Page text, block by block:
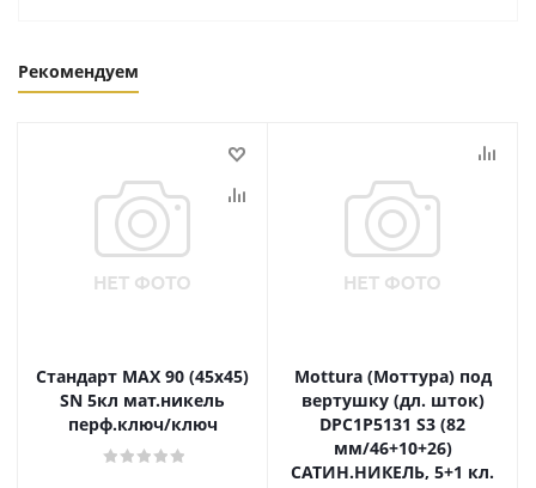
Рекомендуем
Стандарт MAX 90 (45х45)
SN 5кл мат.никель
перф.ключ/ключ
Mottura (Моттура) под
вертушку (дл. шток)
DPC1P5131 S3 (82
мм/46+10+26)
САТИН.НИКЕЛЬ, 5+1 кл.